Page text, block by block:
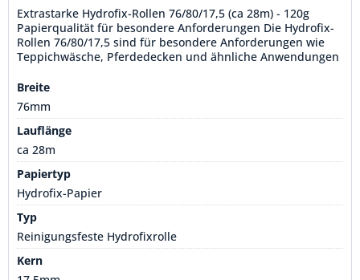
Extrastarke Hydrofix-Rollen 76/80/17,5 (ca 28m) - 120g
Papierqualität für besondere Anforderungen Die Hydrofix-
Rollen 76/80/17,5 sind für besondere Anforderungen wie
Teppichwäsche, Pferdedecken und ähnliche Anwendungen
extrastarkem 120g HYDROFIX-Papier hergestellt, sind diese
Rollen eine besonders robuste und...
Breite
76mm
Lauflänge
ca 28m
Papiertyp
Hydrofix-Papier
Typ
Reinigungsfeste Hydrofixrolle
Kern